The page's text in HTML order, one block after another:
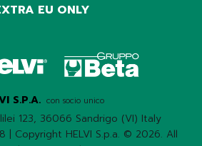
EU ONLY
S.P.A. con socio unico
123, 36066 Sandrigo (VI) Italy
| Copyright HELVI S.p.a. © 2026. All